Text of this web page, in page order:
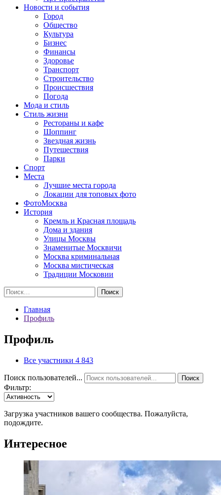
Новости и события
Город
Общество
Культура
Бизнес
Финансы
Здоровье
Транспорт
Строительство
Происшествия
Погода
Мода и стиль
Стиль жизни
Рестораны и кафе
Шоппинг
Звездная жизнь
Путешествия
Парки
Спорт
Места
Лучшие места города
Локации для топовых фото
ФотоМосква
История
Кремль и Красная площадь
Дома и здания
Улицы Москвы
Знаменитые Москвичи
Москва криминальная
Москва мистическая
Традиции Московии
Найти:
Главная
Профиль
Профиль
Все участники 4 843
Поиск пользователей... Поиск
Фильтр:
Загрузка участников вашего сообщества. Пожалуйста,
подождите.
Интересное